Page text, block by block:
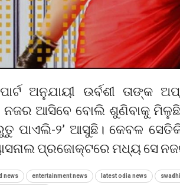
ଅନୁଯାୟୀ ଉର୍ବଶୀ ତାଙ୍କ
ଆସିବେ ବୋଲି ଶୁଣିବାକୁ ମିଳୁଛି
ପାଏଲି-୨’ ଆସୁଛି। କେବଳ
ପ୍ରଜୋକ୍ଟରେ ମଧ୍ୟ ସେ
news entertainment news latest odia news